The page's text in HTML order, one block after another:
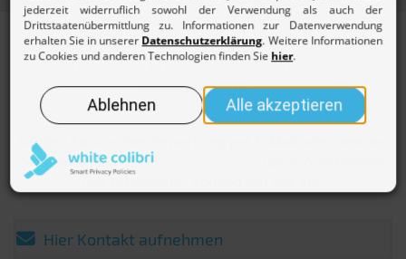
ANSPRECHPARTNER FÜR IHRE
BEWERBUNG
Senden Sie uns Ihre Bewerbung per E-Mail oder nehmen
Sie über unserBewerbungsformular
und Lebenslauf) Kontakt mit uns auf:
Hier Kontakt aufnehmen